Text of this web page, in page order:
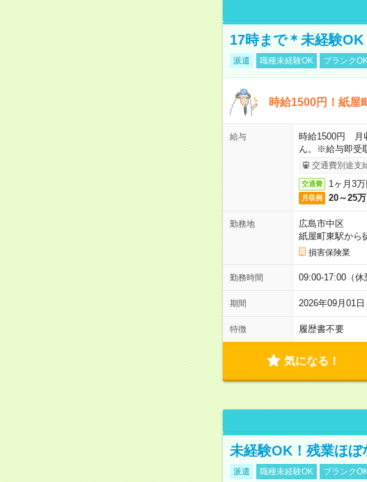
17時まで＊未経験
派遣 職種未経験OK ブランクOK
時給1500円！紙屋
給与
時給1500円 月
ん。※給与即受
交通費別途支
交通費 1ヶ月3
月収例 20～25万
勤務地
広島市中区
紙屋町東駅から
損害保険業
勤務時間 09:00-17:00（休
期間 2026年09月01
特徴 履歴書不要
気になる！
未経験OK！残業ほ
派遣 職種未経験OK ブランクOK